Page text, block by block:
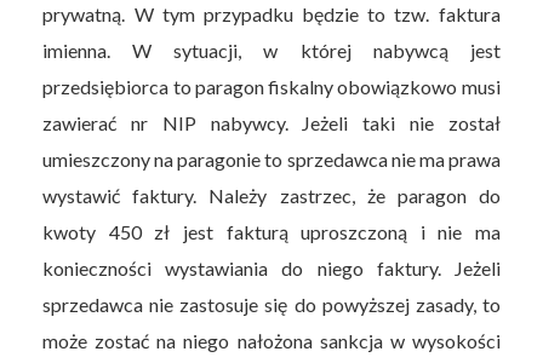
prywatną. W tym przypadku będzie to tzw. faktura
imienna. W sytuacji, w której nabywcą jest
przedsiębiorca to paragon fiskalny obowiązkowo musi
zawierać nr NIP nabywcy. Jeżeli taki nie został
umieszczony na paragonie to sprzedawca nie ma prawa
wystawić faktury. Należy zastrzec, że paragon do
kwoty 450 zł jest fakturą uproszczoną i nie ma
konieczności wystawiania do niego faktury. Jeżeli
sprzedawca nie zastosuje się do powyższej zasady, to
może zostać na niego nałożona sankcja w wysokości